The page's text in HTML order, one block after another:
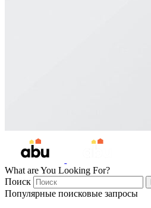
What are You Looking For?
Поиск
Популярные поисковые запросы